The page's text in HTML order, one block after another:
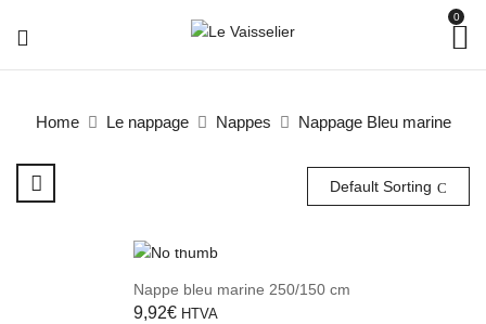
0
Home Le nappage Nappes Nappage Bleu marine
Default Sorting
Nappe bleu marine 250/150 cm
9,92€ HTVA